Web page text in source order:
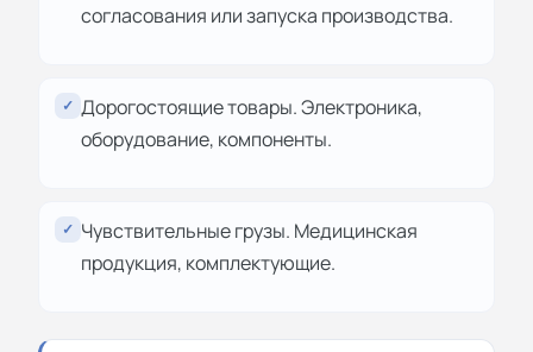
согласования или запуска производства.
✓ Дорогостоящие товары. Электроника,
оборудование, компоненты.
✓ Чувствительные грузы. Медицинская
продукция, комплектующие.